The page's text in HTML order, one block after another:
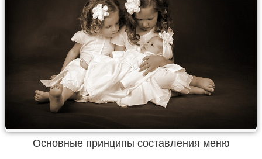
Основные принципы составления меню